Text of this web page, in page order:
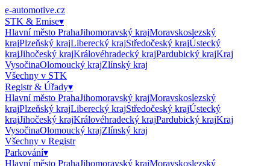
e-automotive.cz
STK & Emise▾
Hlavní město PrahaJihomoravský krajMoravskoslezský
krajPlzeňský krajLiberecký krajStředočeský krajÚstecký
krajJihočeský krajKrálovéhradecký krajPardubický krajKraj
VysočinaOlomoucký krajZlínský kraj
Všechny v STK
Registr & Úřady▾
Hlavní město PrahaJihomoravský krajMoravskoslezský
krajPlzeňský krajLiberecký krajStředočeský krajÚstecký
krajJihočeský krajKrálovéhradecký krajPardubický krajKraj
VysočinaOlomoucký krajZlínský kraj
Všechny v Registr
Parkování▾
Hlavní město PrahaJihomoravský krajMoravskoslezský